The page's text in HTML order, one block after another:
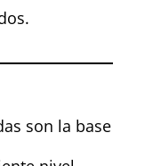
son la base